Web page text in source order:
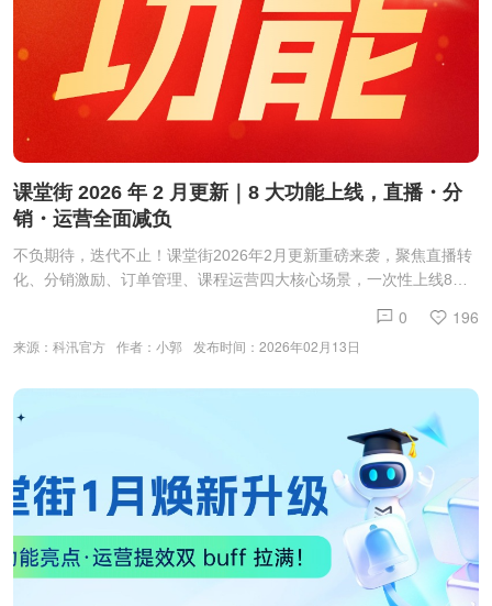
课堂街 2026 年 2 月更新｜8 大功能上线，直播・分
销・运营全面减负
不负期待，迭代不止！课堂街2026年2月更新重磅来袭，聚焦直播转
化、分销激励、订单管理、课程运营四大核心场景，一次性上线8个
你省时间、提效率、稳变现，快来解锁全新体验～01 直播课橱窗｜
定时自动推荐，解放运营双手直播带货不用再手动切换橱窗商品啦！
播节奏，助力提升商品转化效率。核心亮点：以开播时间为基准，可
自主启用橱窗商品定时推荐功能，灵活选择两种推送模式——循环推
196
0
来源：科汛官方 作者：小郭 发布时间：2026年02月13日